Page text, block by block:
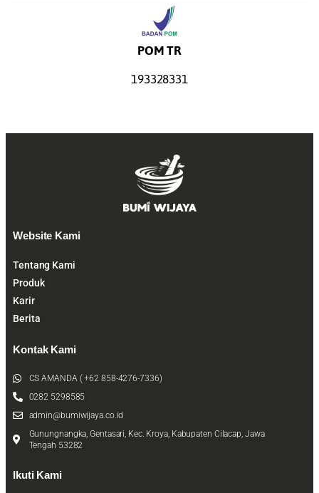
POM TR
193328331
Website Kami
Tentang Kami
Produk
Karir
Berita
Kontak Kami
CS AMANDA ( +62 858-4276-7336)
0282 5298585
admin@bumiwijaya.co.id
Gunungnangka, Gentasari, Kec. Kroya, Kabupaten Cilacap, Jawa
Tengah 53282
Ikuti Kami